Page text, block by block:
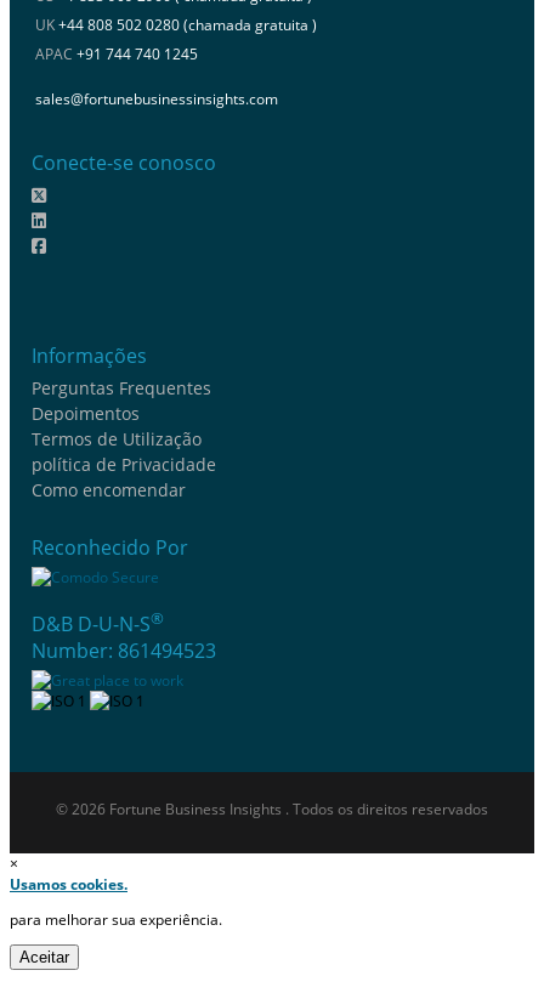
UK+44 808 502 0280 (chamada gratuita )
APAC +91 744 740 1245
sales@fortunebusinessinsights.com
Conecte-se conosco
Informações
Perguntas Frequentes
Depoimentos
Termos de Utilização
política de Privacidade
Como encomendar
Reconhecido Por
D&B D-U-N-S®
Number: 861494523
© 2026 Fortune Business Insights . Todos os direitos reservados
×
Usamos cookies.
para melhorar sua experiência.
Aceitar